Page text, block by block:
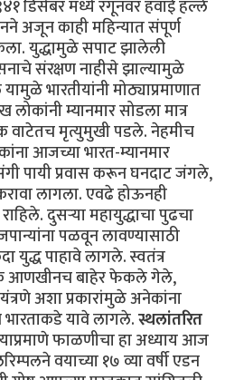
डिसेंबर मध्ये रंगूनवर हवाई हल्ले
अजून काही महिन्यात संपूर्ण
युद्धामुळे सपाट झालेली
संरक्षण नाहीसे झाल्यामुळे
भारतीयांनी मोठ्याप्रमाणात
म्यानमार सोडला मात्र
वाटेतच मृत्युमुखी पडले. नेहमीच
आजच्या भारत-म्यानमार
पायी प्रवास करून घनदाट जंगले,
लागला. एवढे होऊनही
दुसऱ्या महायुद्धाचा पुढचा
पळवून लावण्यासाठी
युद्ध पाहावे लागले. स्वतंत्र
आणखीनच बाहेर फेकले गेले,
अशा प्रकारांमुळे अनेकांना
यावे लागले.स्थलांतरित
फाळणीचा हा अध्याय आज
वयाच्या १७ व्या वर्षी एडन